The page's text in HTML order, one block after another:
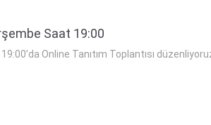
Saat 19:00
Online Tanıtım Toplantısı